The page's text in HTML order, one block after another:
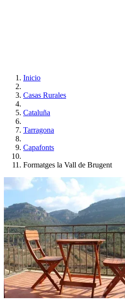
Inicio
Casas Rurales
Cataluña
Tarragona
Capafonts
Formatges la Vall de Brugent